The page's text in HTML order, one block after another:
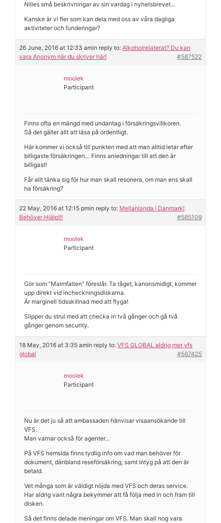
Nilles små beskrivningar av sin vardag i nyhetsbrevet…
Kanske är vi fler som kan dela med oss av våra dagliga
aktiviteter och funderingar?
26 June, 2016 at 12:33 amin reply to: Alkoholrelaterat? Du kan
vara Anonym när du skriver här!
#587522
moolek
Participant
Finns ofta en mängd med undantag i försäkringsvillkoren.
Så det gäller allt att läsa på ordentligt.
Här kommer vi också till punkten med att man alltid letar efter
billigaste försäkringen… Finns anledningar till att den är
billigast!
Får allt tänka sig för hur man skall resonera, om man ens skall
ha försäkring?
22 May, 2016 at 12:15 pmin reply to: Mellanlanda i Danmark!
Behöver Hjälp!!!
#585109
moolek
Participant
Gör som “Malmfalten” föreslår. Ta tåget, kanonsmidigt, kommer
upp direkt vid incheckningsdiskarna.
Är marginell tidsskillnad med att flyga!
Slipper du strul med att checka in två gånger och gå två
gånger genom security.
18 May, 2016 at 3:35 amin reply to: VFS GLOBAL aldrig mer vfs
global
#567425
moolek
Participant
Nu är det ju så att ambassaden hänvisar visaansökande till
VFS.
Man varnar också för agenter…
På VFS hemsida finns tydlig info om vad man behöver för
dokument, däribland reseförsäkring, samt intyg på att den är
betald.
Vet många som är väldigt nöjda med VFS och deras service.
Har aldrig varit några bekymmer att få följa med in och fram till
disken.
Så det finns delade meningar om VFS. Man skall nog vara